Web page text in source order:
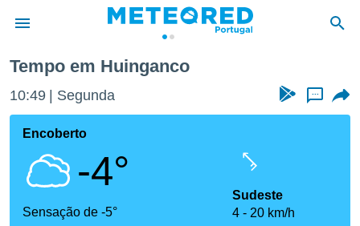
da
foi
fornecidas
a este
Tempo em Huinganco
10:49 Segunda ...
Encoberto
-4°
Sensação de -5°
Sudeste
4
20 km/h